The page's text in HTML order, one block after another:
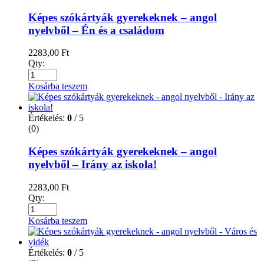
Képes szókártyák gyerekeknek – angol
nyelvből – Én és a családom
2283,00 Ft
Qty:
Kosárba teszem
Értékelés: 0 / 5
(0)
Képes szókártyák gyerekeknek – angol
nyelvből – Irány az iskola!
2283,00 Ft
Qty:
Kosárba teszem
Értékelés: 0 / 5